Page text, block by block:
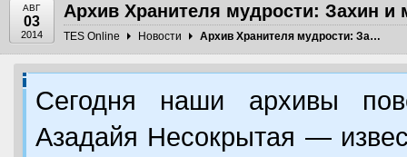
АВГ
03
2014
Архив Хранителя мудрости: Захин и
TES Online Новости Архив Хранителя мудрости: Захин и много его героев
Сегодня наши архивы
Азадайя Несокрытая —